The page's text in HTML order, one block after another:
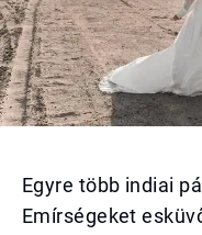
Egyre több indiai
Emírségeket